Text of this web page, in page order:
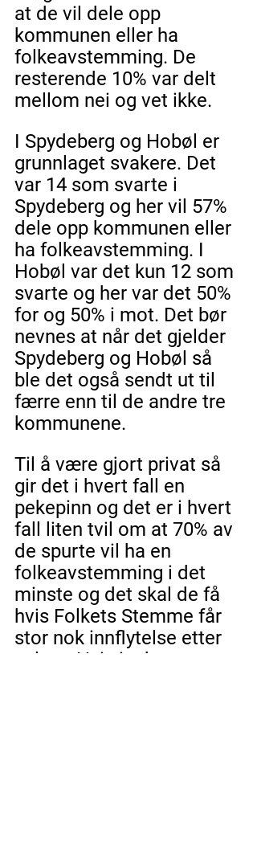
at de vil dele opp
kommunen eller ha
folkeavstemming. De
resterende 10% var delt
mellom nei og vet ikke.
I Spydeberg og Hobøl er
grunnlaget svakere. Det
var 14 som svarte i
Spydeberg og her vil 57%
dele opp kommunen eller
ha folkeavstemming. I
Hobøl var det kun 12 som
svarte og her var det 50%
for og 50% i mot. Det bør
nevnes at når det gjelder
Spydeberg og Hobøl så
ble det også sendt ut til
færre enn til de andre tre
kommunene.
Til å være gjort privat så
gir det i hvert fall en
pekepinn og det er i hvert
fall liten tvil om at 70% av
de spurte vil ha en
folkeavstemming i det
minste og det skal de få
hvis Folkets Stemme får
stor nok innflytelse etter
valget. Hvis innbyggerne